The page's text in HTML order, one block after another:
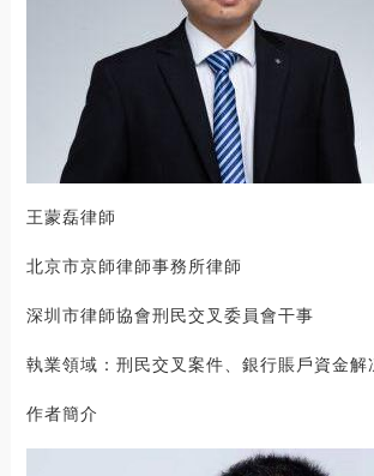
王蒙磊律師
北京市京師律師事務所律師
深圳市律師協會刑民交叉委員會干事
執業領域：刑民交叉案件、銀行賬戶資金解
作者簡介